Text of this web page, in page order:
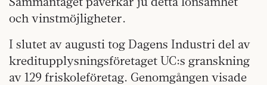
och vinstmöjligheter.
I slutet av augusti tog Dagens Industri del av
kreditupplysningsföretaget UC:s granskning
av 129 friskoleföretag. Genomgången visade